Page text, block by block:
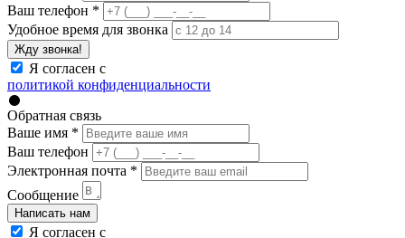
Ваш телефон *
Удобное время для звонка
Жду звонка!
Я согласен с
политикой конфиденциальности
Обратная связь
Ваше имя *
Ваш телефон
Электронная почта *
Сообщение
Написать нам
Я согласен с